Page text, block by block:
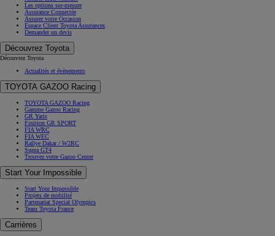
Les options sur-mesure
Assurance Connectée
Assurer votre Occasion
Espace Client Toyota Assurances
Demander un devis
Découvrez Toyota
Découvrez Toyota
Actualités et évènements
TOYOTA GAZOO Racing
TOYOTA GAZOO Racing
Gamme Gazoo Racing
GR Yaris
Finition GR SPORT
FIA WRC
FIA WEC
Rallye Dakar / W2RC
Supra GT4
Trouvez votre Gazoo Center
Start Your Impossible
Start Your Impossible
Projets de mobilité
Partenariat Special Olympics
Team Toyota France
Carrières